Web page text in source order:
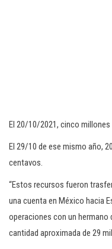
El 20/10/2021, cinco
El 29/10 de ese mismo año,
centavos.
“Estos recursos fueron
una cuenta en México hacia
operaciones con un hermano
cantidad aproximada de 29